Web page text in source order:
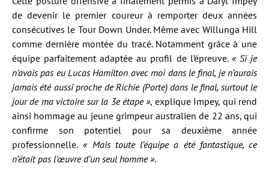
de devenir le premier coureur à remporter deux années
consécutives le Tour Down Under. Même avec Willunga Hill
comme dernière montée du tracé. Notamment grâce à une
équipe parfaitement adaptée au profil de l’épreuve. « Si je
n’avais pas eu Lucas Hamilton avec moi dans le final, je n’aurais
jamais été aussi proche de Richie (Porte) dans le final, surtout le
jour de ma victoire sur la 3e étape », explique Impey, qui rend
ainsi hommage au jeune grimpeur australien de 22 ans, qui
confirme son potentiel pour sa deuxième année
professionnelle. « Mais toute l’équipe a été fantastique, ce
n’était pas l’œuvre d’un seul homme ».